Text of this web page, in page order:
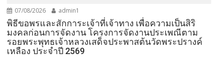
07/08/2026 admin1
พิธีขอพรและสักการะเจ้าที่เจ้าทาง เพื่อความเป็นสิริ
มงคลก่อนการจัดงาน โครงการจัดงานประเพณีตาม
รอยพระพุทธเจ้าหลวงเสด็จประพาสต้นวัดพระปรางค์
เหลือง ประจำปี 2569